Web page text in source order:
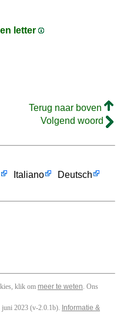
letter
Terug naar boven
Volgend woord
Italiano
Deutsch
klik om meer te weten. Ons
2023 (v-2.0.1b). Informatie &